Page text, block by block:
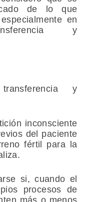
de lo que
en
y
y
inconsciente
del paciente
fértil para la
si, cuando el
procesos de
más o menos